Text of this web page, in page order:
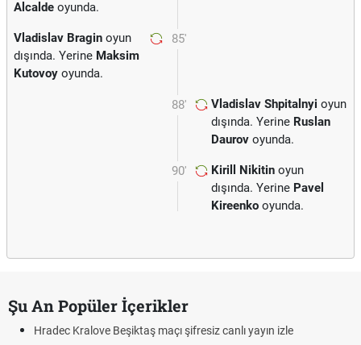
Alcalde oyunda.
85'
Vladislav Bragin oyun
dışında. Yerine Maksim
Kutovoy oyunda.
88' Vladislav Shpitalnyi oyun
dışında. Yerine Ruslan
Daurov oyunda.
90' Kirill Nikitin oyun
dışında. Yerine Pavel
Kireenko oyunda.
Şu An Popüler İçerikler
Hradec Kralove Beşiktaş maçı şifresiz canlı yayın izle